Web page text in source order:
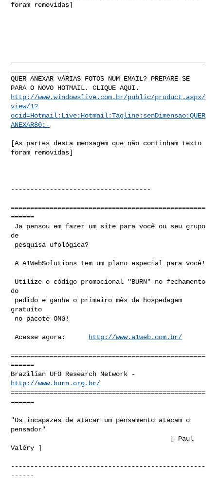
foram removidas]
QUER ANEXAR VÁRIAS FOTOS NUM EMAIL? PREPARE-SE
http://www.windowslive.com.br/public/product.aspx/
view/1?
ocid=Hotmail:Live:Hotmail:Tagline:senDimensao:QUER
ANEXAR80:-
[As partes desta mensagem que não continham texto
foram removidas]
------------------------------------
==================================================
======
de
A A1WebSolutions tem um plano especial para você!
do
gratuíto
Acesse agora: http://www.a1web.com.br/
==================================================
======
http://www.burn.org.br/
==================================================
======
"Os incapazes de atacar um pensamento atacam o
pensador"
Valéry ]
--------------------------------------------------
------